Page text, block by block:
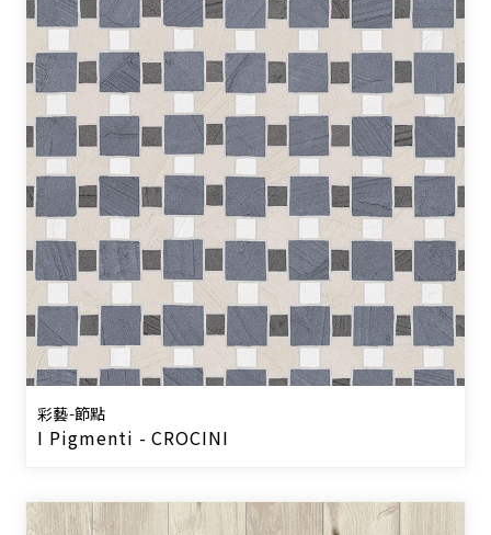
彩藝-節點
I Pigmenti - CROCINI